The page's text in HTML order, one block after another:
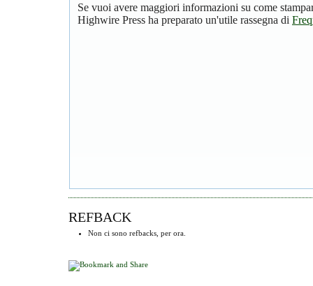
Se vuoi avere maggiori informazioni su come
Highwire Press ha preparato un'utile rassegna di
REFBACK
Non ci sono refbacks, per ora.